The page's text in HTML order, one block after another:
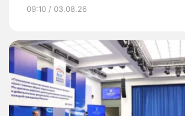
09:10 / 03.08.26